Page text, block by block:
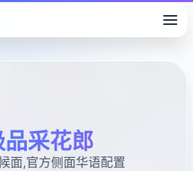
品采花郎
面,官方侧面华语配置